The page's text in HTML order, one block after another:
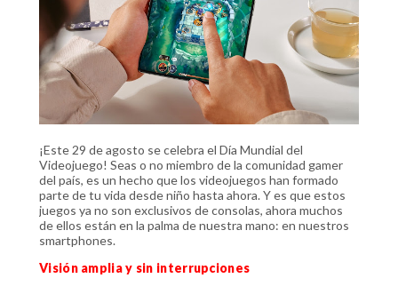
¡Este 29 de agosto se celebra el Día Mundial del
Videojuego! Seas o no miembro de la comunidad gamer
del país, es un hecho que los videojuegos han formado
parte de tu vida desde niño hasta ahora. Y es que estos
juegos ya no son exclusivos de consolas, ahora muchos
de ellos están en la palma de nuestra mano: en nuestros
smartphones.
Visión amplia y sin interrupciones